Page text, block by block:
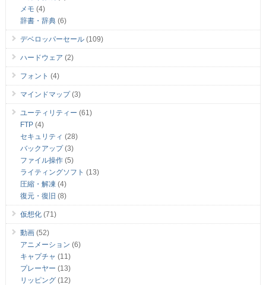
メモ (4)
辞書・辞典(6)
デベロッパーセール(109)
ハードウェア (2)
フォント (4)
マインドマップ(3)
ユーティリティー (61)
FTP(4)
セキュリティ (28)
バックアップ(3)
ファイル操作(5)
ライティングソフト (13)
圧縮・解凍 (4)
復元・復旧 (8)
仮想化(71)
動画(52)
アニメーション (6)
キャプチャ (11)
プレーヤー (13)
リッピング(12)